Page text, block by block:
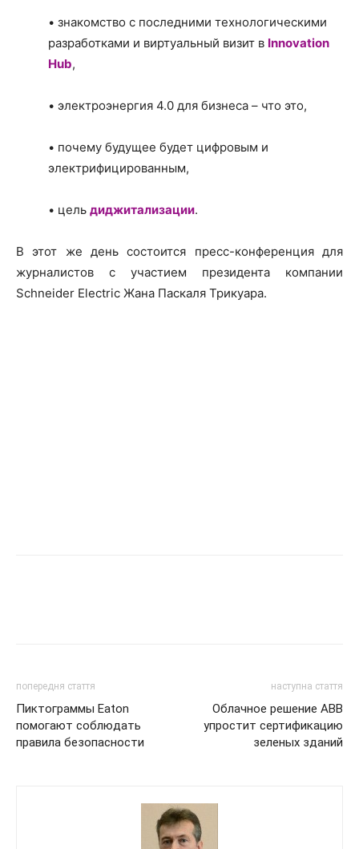
• знакомство с последними технологическими
разработками и виртуальный визит в Innovation
Hub,
• электроэнергия 4.0 для бизнеса – что это,
• почему будущее будет цифровым и
электрифицированным,
• цель диджитализации.
В этот же день состоится пресс-конференция для
журналистов с участием президента компании
Schneider Electric Жана Паскаля Трикуара.
попередня стаття
Пиктограммы Eaton
помогают соблюдать
правила безопасности
наступна стаття
Облачное решение ABB
упростит сертификацию
зеленых зданий